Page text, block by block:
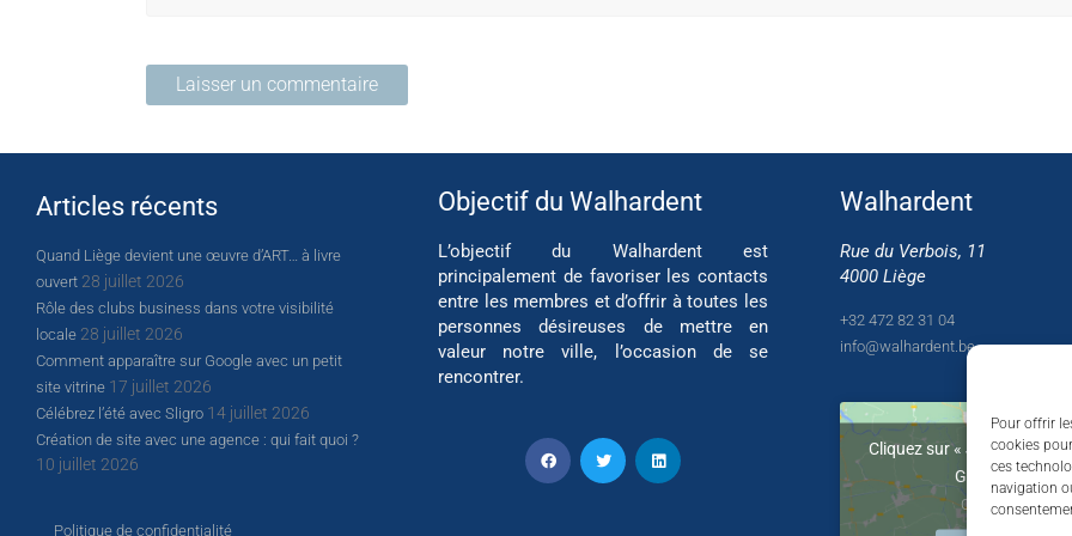
Pour offrir
cookies
ces
navigation
Articles récents
Quand Liège devient une œuvre d’ART… à livre
ouvert 28 juillet 2026
Rôle des clubs business dans votre visibilité
locale 28 juillet 2026
Comment apparaître sur Google avec un petit
site vitrine 17 juillet 2026
Célébrez l’été avec Sligro 14 juillet 2026
Création de site avec une agence : qui fait quoi ?
10 juillet 2026
Politique de confidentialité
Objectif du Walhardent
L’objectif du Walhardent est
principalement de favoriser les contacts
entre les membres et d’offrir à toutes les
personnes désireuses de mettre en
valeur notre ville, l’occasion de se
rencontrer.
Walhardent
Rue du Verbois, 11
4000 Liège
+32 472 82 31 04
info@walhardent.be
Cliquez sur « J’accepte »
Google maps
Cookie Policy